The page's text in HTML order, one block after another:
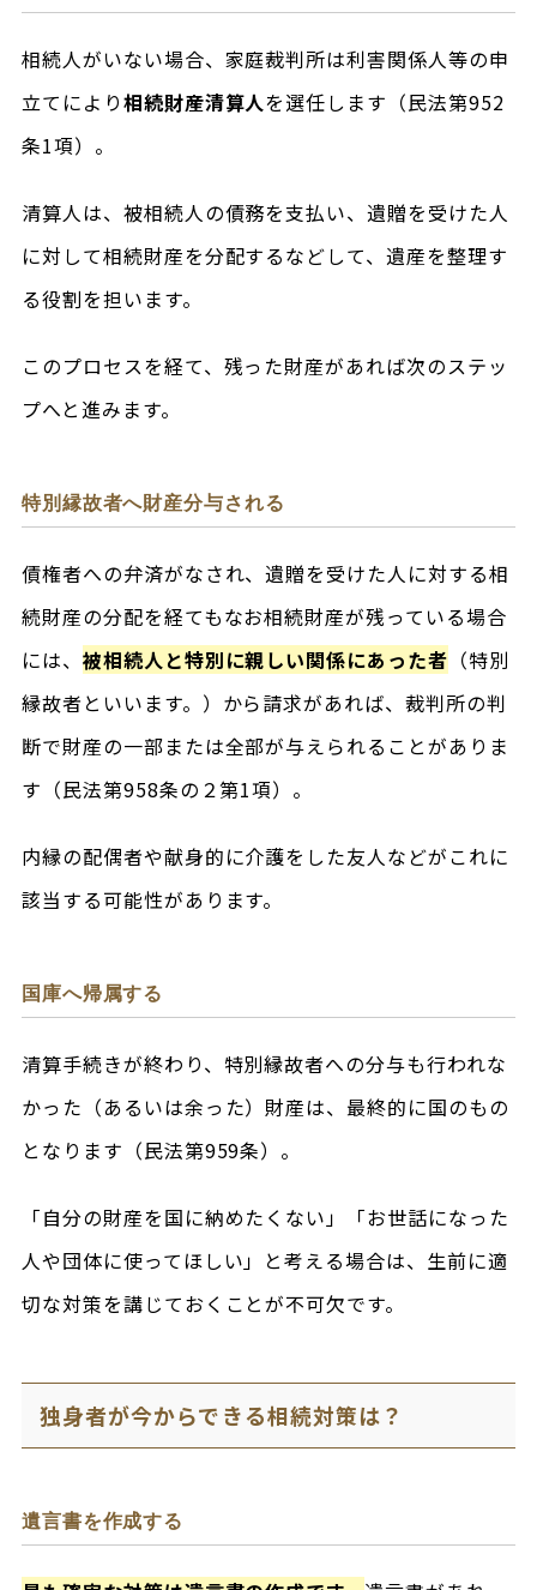
相続人がいない場合、家庭裁判所は利害関係人等の申
立てにより相続財産清算人を選任します（民法第952
条1項）。
清算人は、被相続人の債務を支払い、遺贈を受けた人
に対して相続財産を分配するなどして、遺産を整理す
る役割を担います。
このプロセスを経て、残った財産があれば次のステッ
プへと進みます。
特別縁故者へ財産分与される
債権者への弁済がなされ、遺贈を受けた人に対する相
続財産の分配を経てもなお相続財産が残っている場合
には、 被相続人と特別に親しい関係にあった者 （特別
縁故者といいます。）から請求があれば、裁判所の判
断で財産の一部または全部が与えられることがありま
す（民法第958条の２第1項）。
内縁の配偶者や献身的に介護をした友人などがこれに
該当する可能性があります。
国庫へ帰属する
清算手続きが終わり、特別縁故者への分与も行われな
かった（あるいは余った）財産は、最終的に国のもの
となります（民法第959条）。
「自分の財産を国に納めたくない」「お世話になった
人や団体に使ってほしい」と考える場合は、生前に適
切な対策を講じておくことが不可欠です。
独身者が今からできる相続対策は？
遺言書を作成する